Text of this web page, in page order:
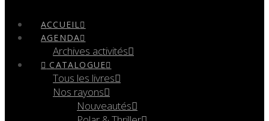
ACCUEIL
AGENDA
Archives activités
CATALOGUE
Tous les livres
Nos rayons
Nouveautés